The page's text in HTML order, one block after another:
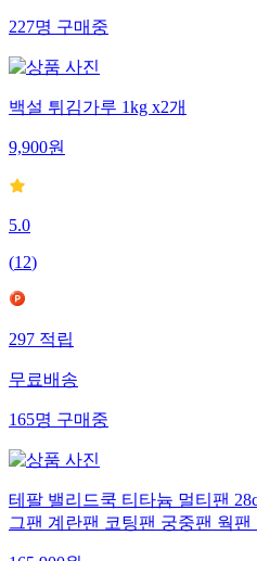
227명 구매중
백설 튀김가루 1kg x2개
9,900원
5.0
(12)
297 적립
무료배송
165명 구매중
테팔 밸리드쿡 티타늄 멀티팬
그팬 계란팬 코팅팬 궁중팬 웍팬